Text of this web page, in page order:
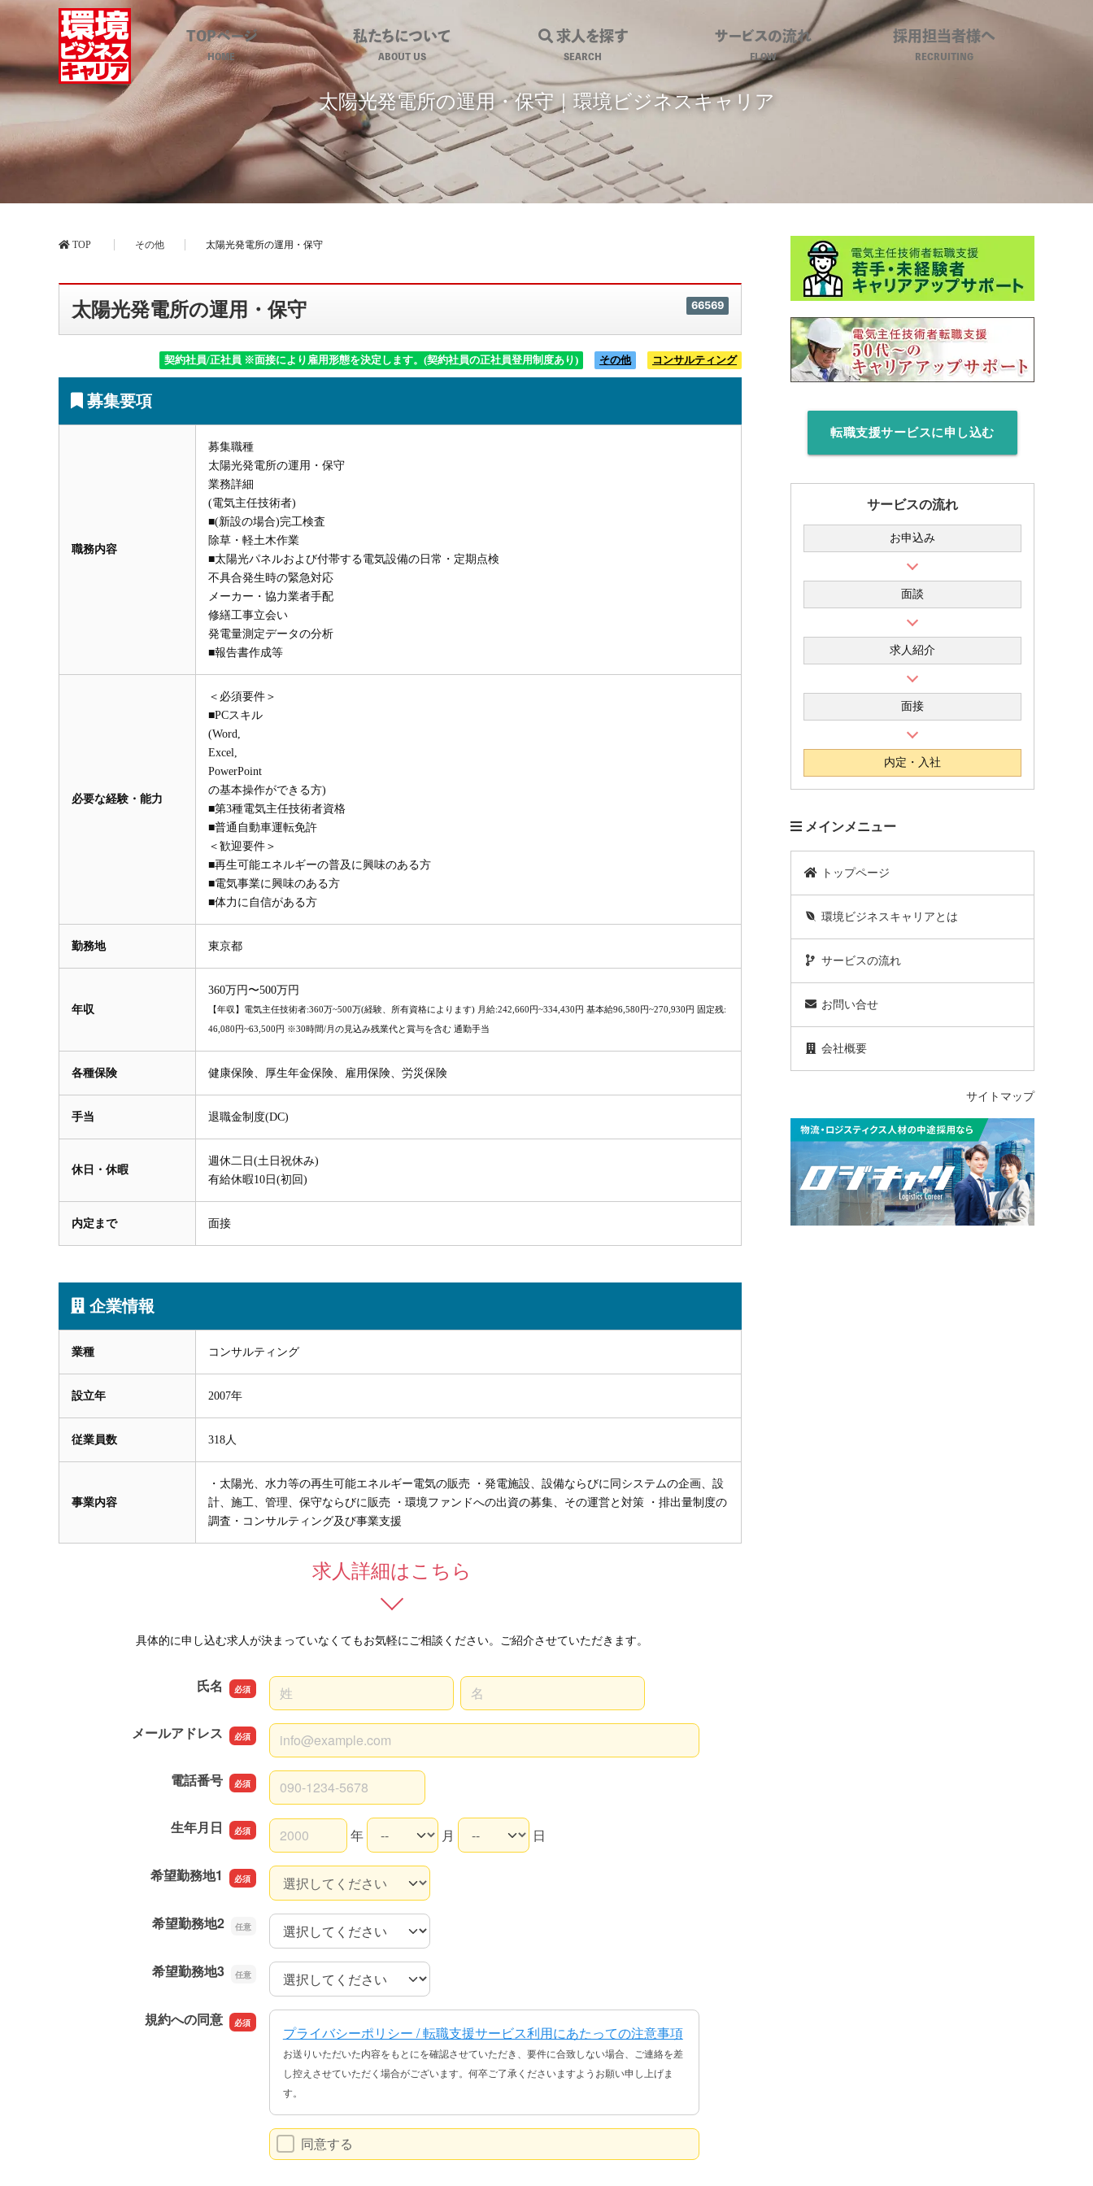
TOPページ
HOME
私たちについて
ABOUT US
求人を探す
SEARCH
サービスの流れ
FLOW
採用担当者様へ
RECRUITING
太陽光発電所の運用・保守｜環境ビジネスキャリア
TOP その他 太陽光発電所の運用・保守
太陽光発電所の運用・保守 66569
契約社員/正社員 ※面接により雇用形態を決定します。(契約社員の正社員登用制度あり) その他 コンサルティング
募集要項
職務内容
募集職種
太陽光発電所の運用・保守
業務詳細
(電気主任技術者)
■(新設の場合)完工検査
除草・軽土木作業
■太陽光パネルおよび付帯する電気設備の日常・定期点検
不具合発生時の緊急対応
メーカー・協力業者手配
修繕工事立会い
発電量測定データの分析
■報告書作成等
必要な経験・能力
＜必須要件＞
■PCスキル
(Word,
Excel,
PowerPoint
の基本操作ができる方)
■第3種電気主任技術者資格
■普通自動車運転免許
＜歓迎要件＞
■再生可能エネルギーの普及に興味のある方
■電気事業に興味のある方
■体力に自信がある方
勤務地 東京都
年収
360万円〜500万円
【年収】電気主任技術者:360万~500万(経験、所有資格によります) 月給:242,660円~334,430円 基本給96,580円~270,930円 固定残:
46,080円~63,500円 ※30時間/月の見込み残業代と賞与を含む 通勤手当
各種保険 健康保険、厚生年金保険、雇用保険、労災保険
手当 退職金制度(DC)
休日・休暇
週休二日(土日祝休み)
有給休暇10日(初回)
内定まで 面接
企業情報
業種 コンサルティング
設立年 2007年
従業員数 318人
事業内容
・太陽光、水力等の再生可能エネルギー電気の販売 ・発電施設、設備ならびに同システムの企画、設
計、施工、管理、保守ならびに販売 ・環境ファンドへの出資の募集、その運営と対策 ・排出量制度の
調査・コンサルティング及び事業支援
具体的に申し込む求人が決まっていなくてもお気軽にご相談ください。ご紹介させていただきます。
転職支援サービスに申し込む
サービスの流れ
お申込み
面談
求人紹介
面接
内定・入社
メインメニュー
トップページ
環境ビジネスキャリアとは
サービスの流れ
お問い合せ
会社概要
サイトマップ